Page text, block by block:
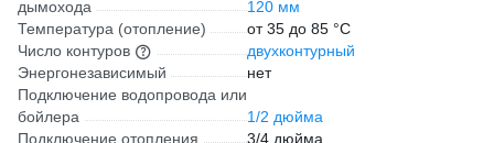
дымохода
120 мм
Температура (отопление)
от 35 до 85 °С
Число контуров
двухконтурный
Энергонезависимый
нет
Подключение водопровода или
бойлера
1/2 дюйма
Подключение отопления
3/4 дюйма